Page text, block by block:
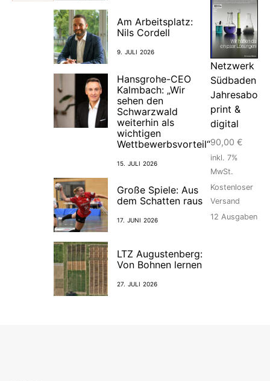
Am Arbeitsplatz:
Nils Cordell
9. JULI 2026
Hansgrohe-CEO
Kalmbach: „Wir
sehen den
Schwarzwald
weiterhin als
wichtigen
Wettbewerbsvorteil“
15. JULI 2026
Große Spiele: Aus
dem Schatten raus
17. JUNI 2026
LTZ Augustenberg:
Von Bohnen lernen
27. JULI 2026
Netzwerk
Südbaden
Jahresabo
print &
digital
90,00 €
inkl. 7%
MwSt.
Kostenloser
Versand
12 Ausgaben